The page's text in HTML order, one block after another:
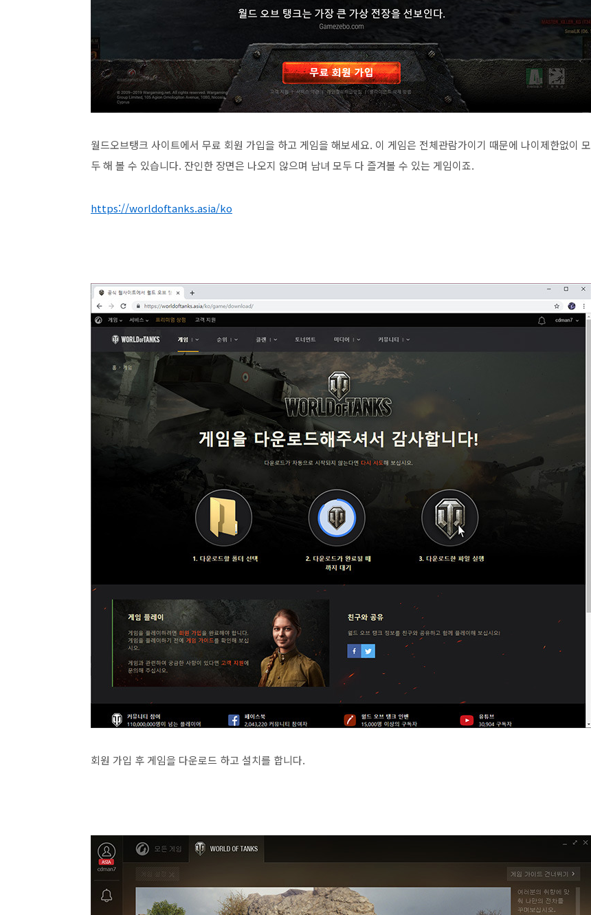
월드오브탱크 사이트에서 무료 회원 가입을 하고 게임을 해보세요. 이 게임은 전체관람가이기 때문에 나이제한없이 모
두 해 볼 수 있습니다. 잔인한 장면은 나오지 않으며 남녀 모두 다 즐겨볼 수 있는 게임이죠.
https://worldoftanks.asia/ko
회원 가입 후 게임을 다운로드 하고 설치를 합니다.